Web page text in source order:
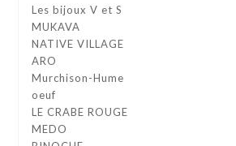
Les bijoux V et S
MUKAVA
NATIVE VILLAGE
ARO
Murchison-Hume
oeuf
LE CRABE ROUGE
MEDO